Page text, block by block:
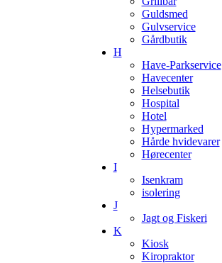
Guldsmed
Gulvservice
Gårdbutik
H
Have-Parkservice
Havecenter
Helsebutik
Hospital
Hotel
Hypermarked
Hårde hvidevarer
Hørecenter
I
Isenkram
isolering
J
Jagt og Fiskeri
K
Kiosk
Kiropraktor